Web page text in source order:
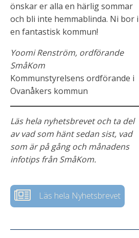
önskar er alla en härlig sommar
och bli inte hemmablinda. Ni bor i
en fantastisk kommun!
Yoomi Renström, ordförande
SmåKom
Kommunstyrelsens ordförande i
Ovanåkers kommun
Läs hela nyhetsbrevet och ta del
av vad som hänt sedan sist, vad
som är på gång och månadens
infotips från SmåKom.
Läs hela Nyhetsbrevet